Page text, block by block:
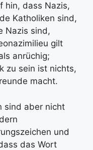
hin, dass Nazis,
Katholiken sind,
Nazis sind,
gilt
anrüchig;
zu sein ist nichts,
macht.
sind aber nicht
und
das Wort